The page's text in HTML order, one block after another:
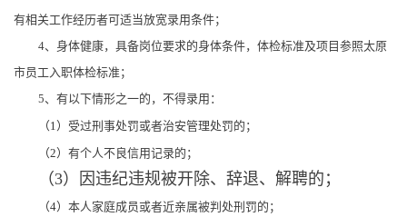
有相关工作经历者可适当放宽录用条件；
4、身体健康，具备岗位要求的身体条件，体检标准及项目参照太原
市员工入职体检标准；
5、有以下情形之一的，不得录用：
（1） 受过刑事处罚或者治安管理处罚的；
（2） 有个人不良信用记录的；
（3）因违纪违规被开除、辞退、解聘的；
（4） 本人家庭成员或者近亲属被判处刑罚的；